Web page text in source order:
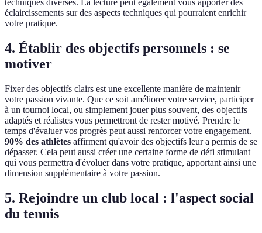
techniques diverses. La lecture peut également vous apporter des
éclaircissements sur des aspects techniques qui pourraient enrichir
votre pratique.
4. Établir des objectifs personnels : se
motiver
Fixer des objectifs clairs est une excellente manière de maintenir
votre passion vivante. Que ce soit améliorer votre service, participer
à un tournoi local, ou simplement jouer plus souvent, des objectifs
adaptés et réalistes vous permettront de rester motivé. Prendre le
temps d'évaluer vos progrès peut aussi renforcer votre engagement.
90% des athlètes affirment qu'avoir des objectifs leur a permis de se
dépasser. Cela peut aussi créer une certaine forme de défi stimulant
qui vous permettra d'évoluer dans votre pratique, apportant ainsi une
dimension supplémentaire à votre passion.
5. Rejoindre un club local : l'aspect social
du tennis